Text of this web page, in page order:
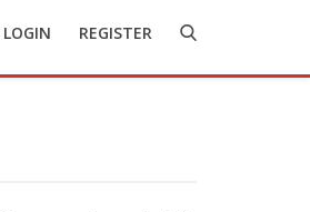
LOGIN REGISTER